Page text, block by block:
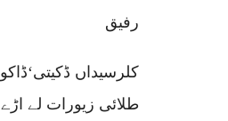
رفیق
طلائی زیورات لے اڑے